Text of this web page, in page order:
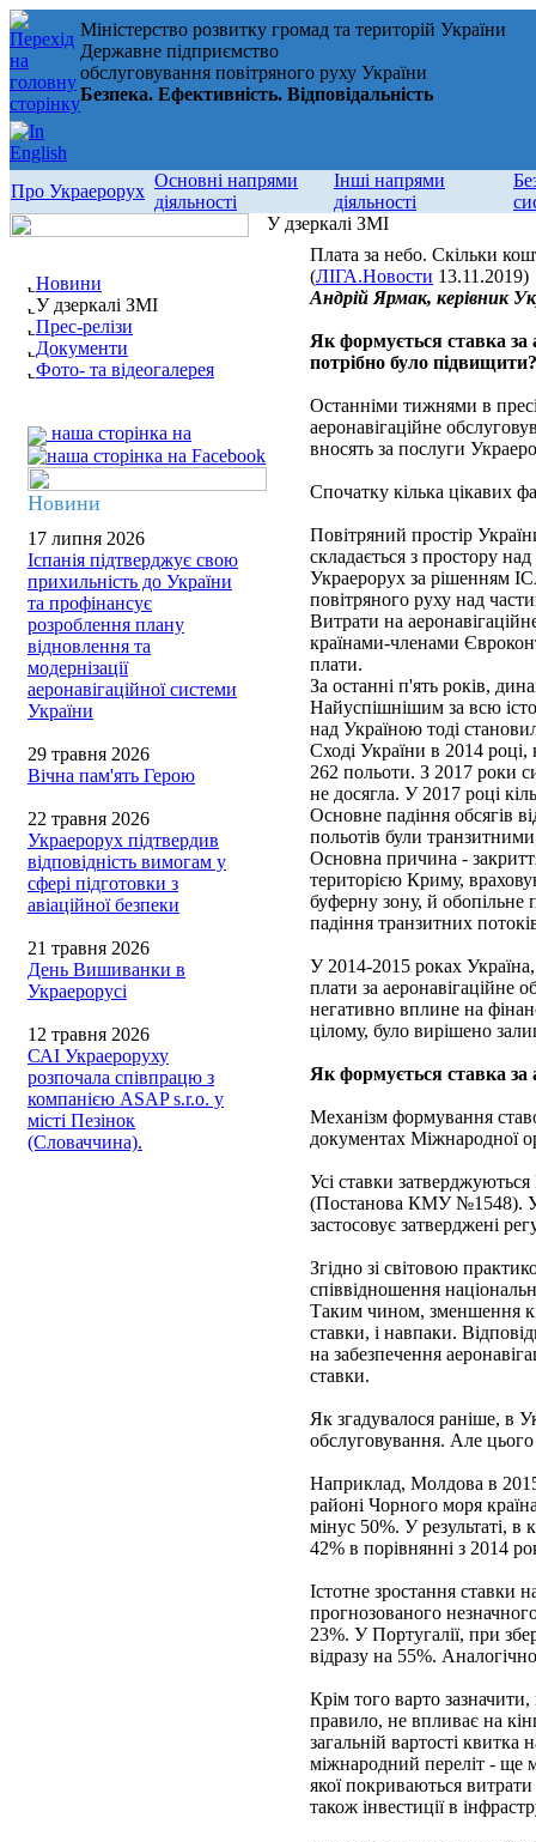
Міністерство розвитку громад та територій України
Державне підприємство
обслуговування повітряного руху України
Безпека. Ефективність. Відповідальність
Про Украерорух
Основні напрями
діяльності
Інші напрями
діяльності
Новини
У дзеркалі ЗМІ
Прес-релізи
Документи
Фото- та відеогалерея
наша сторінка на
Новини
17 липня 2026
Іспанія підтверджує свою
прихильність до України
та профінансує
розроблення плану
відновлення та
модернізації
аеронавігаційної системи
України
29 травня 2026
Вічна пам'ять Герою
22 травня 2026
Украерорух підтвердив
відповідність вимогам у
сфері підготовки з
авіаційної безпеки
21 травня 2026
День Вишиванки в
Украерорусі
12 травня 2026
САІ Украероруху
розпочала співпрацю з
компанією ASAP s.r.o. у
місті Пезінок
(Словаччина).
У дзеркалі ЗМІ
Плата за небо. Скільки
(ЛІГА.Новости 13.11.2019)
Андрій Ярмак, керівник
Як формується ставка за
потрібно було підвищити?
Останніми тижнями в
аеронавігаційне
вносять за послуги
Спочатку кілька цікавих
Повітряний простір
складається з простору
Украерорух за рішенням
повітряного руху над
Витрати на
країнами-членами
плати.
За останні п'ять років,
Найуспішнішим за всю
над Україною тоді
Сході України в 2014 році,
262 польоти. З 2017 роки
не досягла. У 2017 році
Основне падіння обсягів
польотів були
Основна причина -
територією Криму,
буферну зону, й
падіння транзитних
У 2014-2015 роках
плати за аеронавігаційне
негативно вплине на
цілому, було вирішено
Як формується ставка за
Механізм формування
документах Міжнародної
Усі ставки
(Постанова КМУ №1548).
застосовує затверджені
Згідно зі світовою
співвідношення
Таким чином, зменшення
ставки, і навпаки.
на забезпечення
ставки.
Як згадувалося раніше, в
обслуговування. Але
Наприклад, Молдова в 2015
районі Чорного моря
мінус 50%. У результаті, в
42% в порівнянні з 2014
Істотне зростання ставки
прогнозованого
23%. У Португалії, при
відразу на 55%.
Крім того варто
правило, не впливає на
загальній вартості
міжнародний переліт - ще
якої покриваються
також інвестиції в